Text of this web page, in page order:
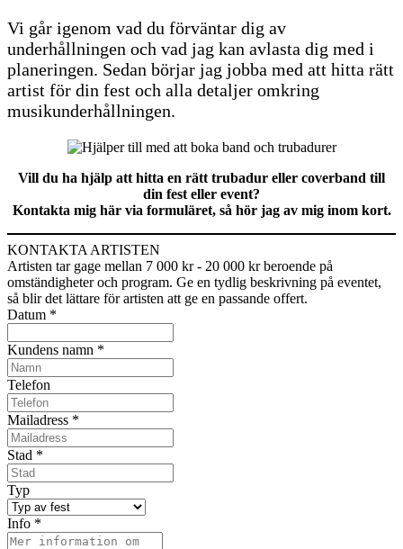
Vi går igenom vad du förväntar dig av
underhållningen och vad jag kan avlasta dig med i
planeringen. Sedan börjar jag jobba med att hitta rätt
artist för din fest och alla detaljer omkring
musikunderhållningen.
Vill du ha hjälp att hitta en rätt trubadur eller coverband till
din fest eller event?
Kontakta mig här via formuläret, så hör jag av mig inom kort.
KONTAKTA ARTISTEN
Artisten tar gage mellan 7 000 kr - 20 000 krberoende på
omständigheter och program. Ge en tydlig beskrivning på eventet,
så blir det lättare för artisten att ge en passande offert.
Datum *
Kundens namn *
Telefon
Mailadress *
Stad *
Typ
Info *